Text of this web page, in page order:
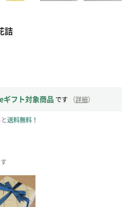
詰
eギフト対象商品 です （詳細）
送料無料！